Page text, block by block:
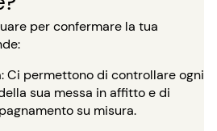
per confermare la tua
Ci permettono di controllare ogni
sua messa in affitto e di
su misura.